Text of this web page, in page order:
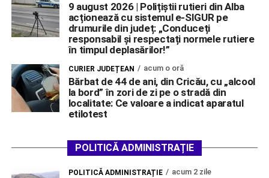
9 august 2026 | Polițiștii rutieri din Alba
acționează cu sistemul e-SIGUR pe
drumurile din județ: „Conduceți
responsabil și respectați normele rutiere
în timpul deplasărilor!”
CURIER JUDEȚEAN acum o oră
Bărbat de 44 de ani, din Cricău, cu „alcool
la bord” în zori de zi pe o stradă din
localitate: Ce valoare a indicat aparatul
etilotest
POLITICĂ ADMINISTRAȚIE
POLITICĂ ADMINISTRAȚIE acum 2 zile